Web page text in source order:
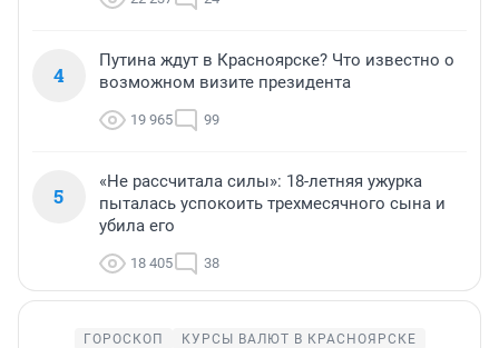
4
Путина ждут в Красноярске? Что известно о
возможном визите президента
19 965 99
5
«Не рассчитала силы»: 18-летняя ужурка
пыталась успокоить трехмесячного сына и
убила его
18 405 38
ГОРОСКОП
КУРСЫ ВАЛЮТ В КРАСНОЯРСКЕ